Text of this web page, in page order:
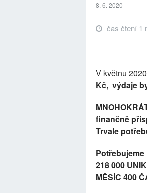
8. 6. 2020
čas čtení 1
V květnu
Kč, výdaje
finančně
Trvale
Potřebujeme
218 000
MĚSÍC 400